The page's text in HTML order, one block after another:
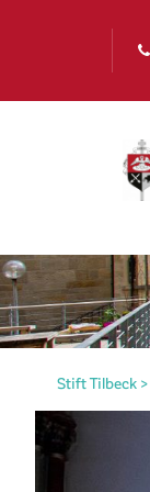
Stift Tilbeck >